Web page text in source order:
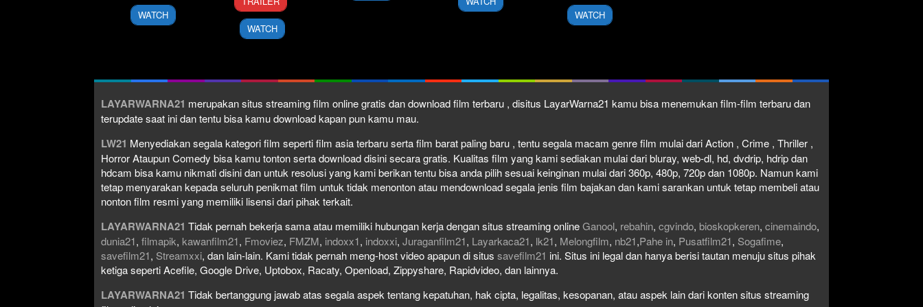
1999
WATCH
Nov
2024
Bayraktar
WATCH
2009
WATCH
LAYARWARNA21 merupakan situs streaming film online gratis dan download film terbaru , disitus LayarWarna21 kamu bisa menemukan film-film terbaru dan
terupdate saat ini dan tentu bisa kamu download kapan pun kamu mau.
LW21 Menyediakan segala kategori film seperti film asia terbaru serta film barat paling baru , tentu segala macam genre film mulai dari Action , Crime , Thriller ,
Horror Ataupun Comedy bisa kamu tonton serta download disini secara gratis. Kualitas film yang kami sediakan mulai dari bluray, web-dl, hd, dvdrip, hdrip dan
hdcam bisa kamu nikmati disini dan untuk resolusi yang kami berikan tentu bisa anda pilih sesuai keinginan mulai dari 360p, 480p, 720p dan 1080p. Namun kami
tetap menyarakan kepada seluruh penikmat film untuk tidak menonton atau mendownload segala jenis film bajakan dan kami sarankan untuk tetap membeli atau
nonton film resmi yang memiliki lisensi dari pihak terkait.
LAYARWARNA21 Tidak pernah bekerja sama atau memiliki hubungan kerja dengan situs streaming onlineGanool, rebahin, cgvindo, bioskopkeren, cinemaindo,
dunia21, filmapik, kawanfilm21, Fmoviez, FMZM, indoxx1, indoxxi, Juraganfilm21, Layarkaca21, lk21, Melongfilm, nb21,Pahe in, Pusatfilm21, Sogafime,
savefilm21, Streamxxi, dan lain-lain. Kami tidak pernah meng-host video apapun di situs savefilm21 ini. Situs ini legal dan hanya berisi tautan menuju situs pihak
ketiga seperti Acefile, Google Drive, Uptobox, Racaty, Openload, Zippyshare, Rapidvideo, dan lainnya.
LAYARWARNA21 Tidak bertanggung jawab atas segala aspek tentang kepatuhan, hak cipta, legalitas, kesopanan, atau aspek lain dari konten situs streaming